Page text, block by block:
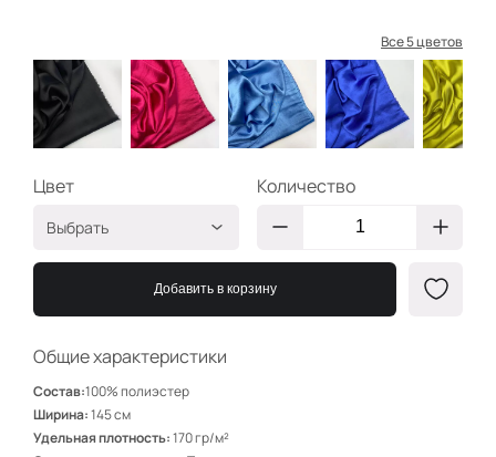
Общие характеристики
Состав:100% полиэстер
Ширина:145 см
Удельная плотность:170 гр/м²
Все 5 цветов
Цвет
Выбрать
Чёрный
АВ301
АВ306
Электрик
Лимон
Количество
Добавить в корзину